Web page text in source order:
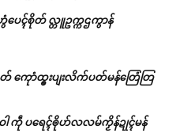
ေၚ်စိုတ် လ္တူဥက္ကဌကွာန်
ကေုာံထ္ၜးပျးလိက်ပတ်မန်တြေံတြ
ဝါ ကဵု ပရေၚ်ၜိုဟ်လလမ်ကၟိန်ဍုၚ်မန်